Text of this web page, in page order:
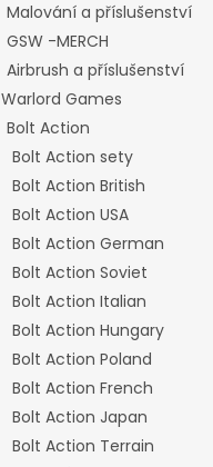
Malování a příslušenství
GSW -MERCH
Airbrush a příslušenství
Warlord Games
Bolt Action
Bolt Action sety
Bolt Action British
Bolt Action USA
Bolt Action German
Bolt Action Soviet
Bolt Action Italian
Bolt Action Hungary
Bolt Action Poland
Bolt Action French
Bolt Action Japan
Bolt Action Terrain